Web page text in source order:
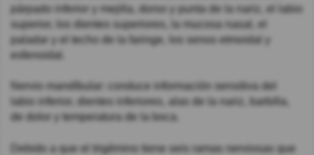
párpado inferior y mejilla, dorso y punta de la nariz, el labio
superior, los dientes superiores, la mucosa nasal, el
paladar y el techo de la faringe, los senos etmoidal y
esfenoidal.
Nervio mandíbular: conduce información sensitiva del
labio inferior, dientes inferiores, alas de la nariz, barbilla,
de dolor y temperatura de la boca.
Debido a que el trigémino tiene seis ramas nerviosas que